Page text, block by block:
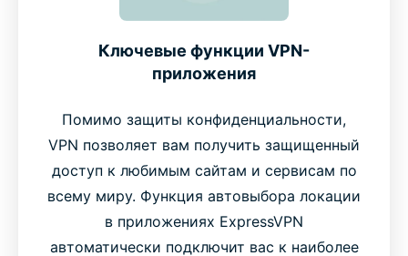
Ключевые функции VPN-
приложения
Помимо защиты конфиденциальности,
VPN позволяет вам получить защищенный
доступ к любимым сайтам и сервисам по
всему миру. Функция автовыбора локации
в приложениях ExpressVPN
автоматически подключит вас к наиболее